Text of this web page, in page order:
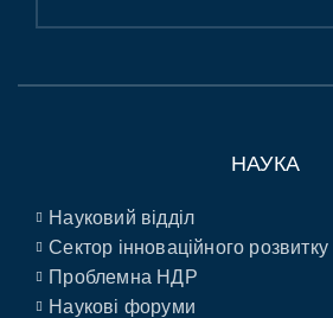
НАУКА
Науковий відділ
Сектор інноваційного розвитку
Проблемна НДР
Наукові форуми